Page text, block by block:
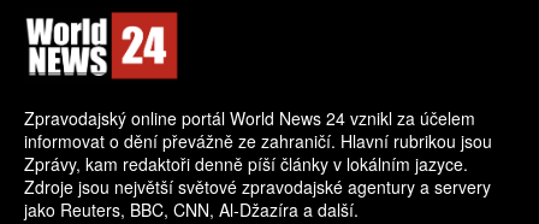
Zpravodajský online portál World News 24 vznikl za účelem
informovat o dění převážně ze zahraničí. Hlavní rubrikou jsou
Zprávy, kam redaktoři denně píší články v lokálním jazyce.
Zdroje jsou největší světové zpravodajské agentury a servery
jako Reuters, BBC, CNN, Al-Džazíra a další.